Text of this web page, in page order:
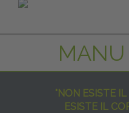
"NON ESISTE
ESISTE IL